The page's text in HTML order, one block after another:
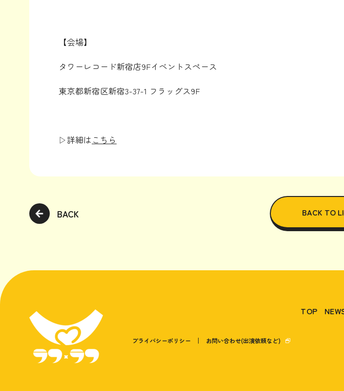
【会場】
タワーレコード新宿店9Fイベントスペース
東京都新宿区新宿3-37-1 フラッグス9F
▷詳細は こちら
BACK BACK TO
TOP
プライバシーポリシー お問い合わせ(出演依頼など)